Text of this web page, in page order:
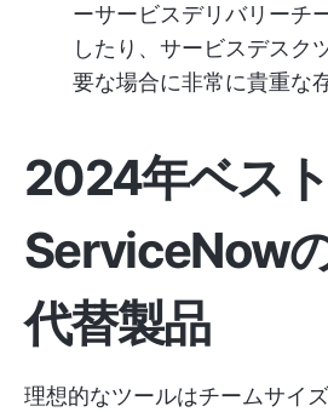
ーサービスデリバリーチ
したり、サービスデスク
要な場合に非常に貴重な
2024年ベス
ServiceNow
代替製品
理想的なツールはチームサイ